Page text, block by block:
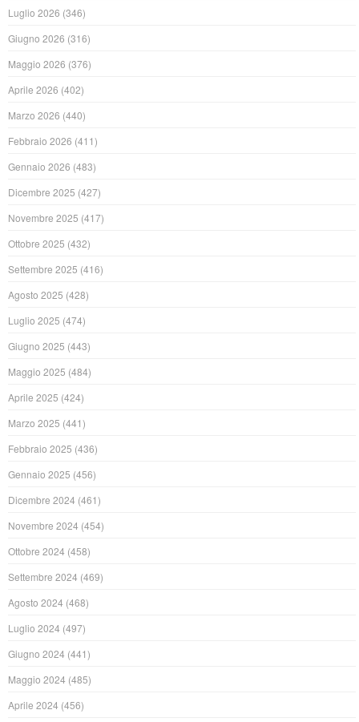
Luglio 2026 (346)
Giugno 2026 (316)
Maggio 2026 (376)
Aprile 2026 (402)
Marzo 2026 (440)
Febbraio 2026 (411)
Gennaio 2026 (483)
Dicembre 2025 (427)
Novembre 2025 (417)
Ottobre 2025 (432)
Settembre 2025 (416)
Agosto 2025 (428)
Luglio 2025 (474)
Giugno 2025 (443)
Maggio 2025 (484)
Aprile 2025 (424)
Marzo 2025 (441)
Febbraio 2025 (436)
Gennaio 2025 (456)
Dicembre 2024 (461)
Novembre 2024 (454)
Ottobre 2024 (458)
Settembre 2024 (469)
Agosto 2024 (468)
Luglio 2024 (497)
Giugno 2024 (441)
Maggio 2024 (485)
Aprile 2024 (456)